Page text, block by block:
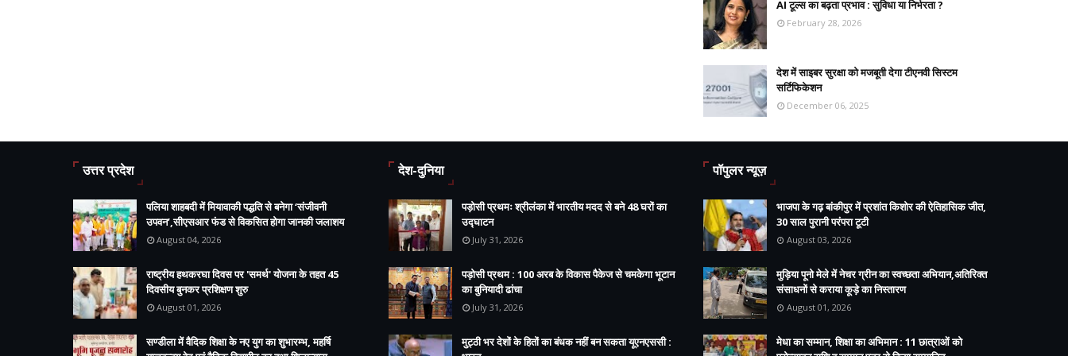
AI टूल्स का बढ़ता प्रभाव : सुविधा या निर्भरता ?
February 28, 2026
देश में साइबर सुरक्षा को मजबूती देगा टीएनवी सिस्टम
सर्टिफिकेशन
December 06, 2025
उत्तर प्रदेश
पलिया शाहबदी में मियावाकी पद्धति से बनेगा ‘संजीवनी
उपवन’,सीएसआर फंड से विकसित होगा जानकी जलाशय
August 04, 2026
राष्ट्रीय हथकरघा दिवस पर 'समर्थ' योजना के तहत 45
दिवसीय बुनकर प्रशिक्षण शुरु
August 01, 2026
सण्डीला में वैदिक शिक्षा के नए युग का शुभारम्भ, महर्षि
देश-दुनिया
पड़ोसी प्रथमः श्रीलंका में भारतीय मदद से बने 48 घरों का
उद्घाटन
July 31, 2026
पड़ोसी प्रथम : 100 अरब के विकास पैकेज से चमकेगा भूटान
का बुनियादी ढांचा
July 31, 2026
मुट्ठी भर देशों के हितों का बंधक नहीं बन सकता यूएनएससी :
पॉपुलर न्यूज़
भाजपा के गढ़ बांकीपुर में प्रशांत किशोर की ऐतिहासिक जीत,
30 साल पुरानी परंपरा टूटी
August 03, 2026
मुड़िया पूनो मेले में नेचर ग्रीन का स्वच्छता अभियान,अतिरिक्त
संसाधनों से कराया कूड़े का निस्तारण
August 01, 2026
मेधा का सम्मान, शिक्षा का अभिमान : 11 छात्राओं को